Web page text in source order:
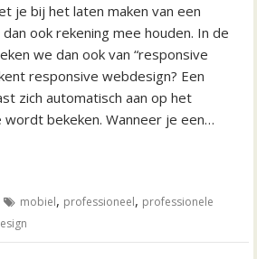
je bij het laten maken van een
ook rekening mee houden. In de
we dan ook van “responsive
responsive webdesign? Een
zich automatisch aan op het
bekeken. Wanneer je een…
mobiel, professioneel, professionele